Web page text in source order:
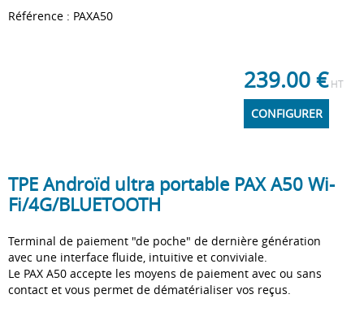
Référence : PAXA50
239.00 €HT
CONFIGURER
TPE Androïd ultra portable PAX A50 Wi-
Fi/4G/BLUETOOTH
Terminal de paiement "de poche" de dernière génération
avec une interface fluide, intuitive et conviviale.
Le PAX A50 accepte les moyens de paiement avec ou sans
contact et vous permet de dématérialiser vos reçus.